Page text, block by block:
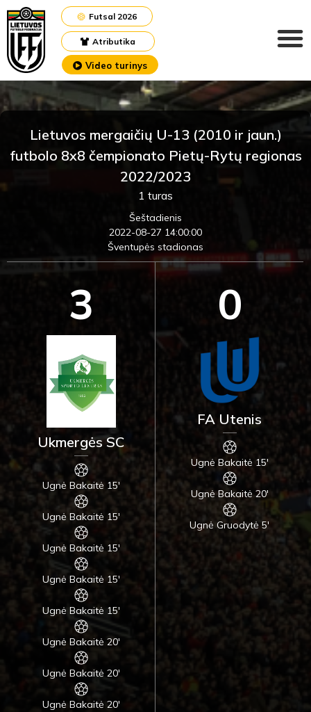
Atributika
Futsal 2026
Video turinys
Lietuvos mergaičių U-13 (2010 ir jaun.)
futbolo 8x8 čempionato Pietų-Rytų regionas
2022/2023
1 turas
Šeštadienis
2022-08-27 14:00:00
Šventupės stadionas
3
Ukmergės SC
Ugnė Bakaitė 15'
Ugnė Bakaitė 15'
Ugnė Bakaitė 15'
Ugnė Bakaitė 15'
Ugnė Bakaitė 15'
Ugnė Bakaitė 20'
Ugnė Bakaitė 20'
Ugnė Bakaitė 20'
0
FA Utenis
Ugnė Bakaitė 15'
Ugnė Bakaitė 20'
Ugnė Gruodytė 5'